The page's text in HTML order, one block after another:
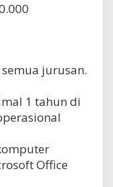
jurusan.
1 tahun di
Office